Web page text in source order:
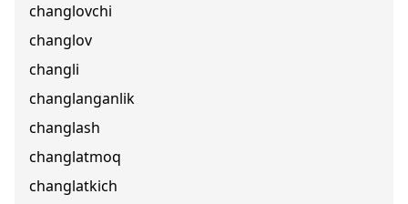
changlovchi
changlov
changli
changlanganlik
changlash
changlatmoq
changlatkich